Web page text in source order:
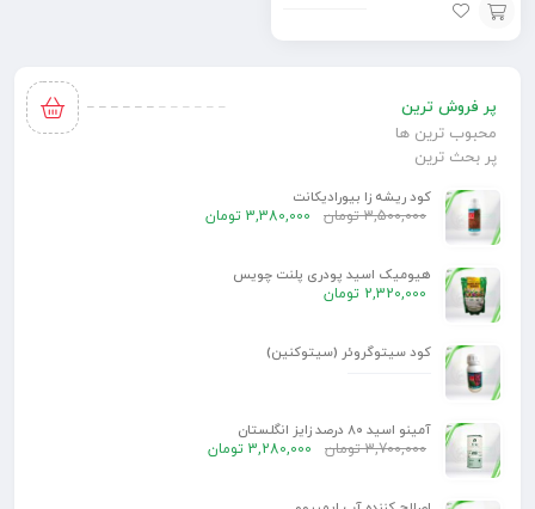
افزودن
سبد
پر فروش ترین
محبوب ترین ها
پر بحث ترین
کود ریشه زا بیورادیکانت
3,500,000 تومان 3,380,000 تومان
هیومیک اسید پودری پلنت چویس
2,320,000 تومان
کود سیتوگروئر (سیتوکنین)
آمینو اسید 80 درصد زایز انگلستان
3,700,000 تومان 3,280,000 تومان